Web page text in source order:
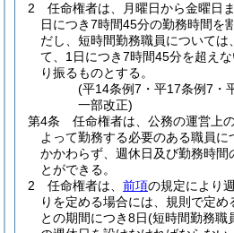
2
任命権者は、月曜日から金曜日
日につき7時間45分の勤務時間を
だし、短時間勤務職員について
て、1日につき7時間45分を超え
り振るものとする。
(平14条例7・平17条例7・
一部改正)
第4条
任命権者は、公務の運営上
よって勤務する必要のある職員に
かかわらず、週休日及び勤務時間
とができる。
2
任命権者は、 前項の規定により
りを定める場合には、規則で定
との期間につき8日(短時間勤務職